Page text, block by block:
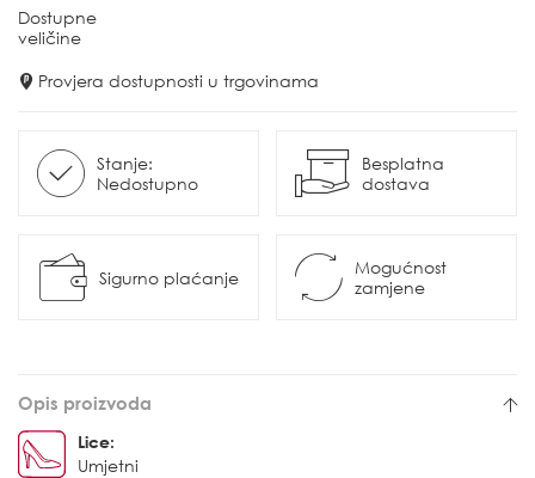
Dostupne
veličine
Provjera dostupnosti u trgovinama
Stanje:
Nedostupno
Besplatna
dostava
Sigurno plaćanje
Mogućnost
zamjene
Opis proizvoda
Lice:
Umjetni